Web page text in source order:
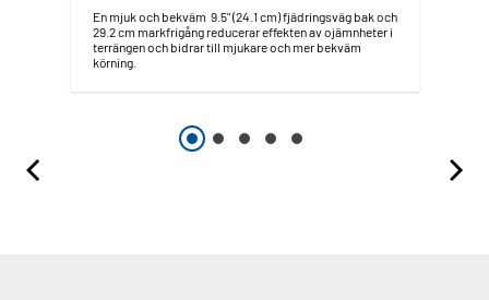
En mjuk och bekväm 9.5" (24.1 cm) fjädringsväg bak och
29.2 cm markfrigång reducerar effekten av ojämnheter i
terrängen och bidrar till mjukare och mer bekväm
körning.